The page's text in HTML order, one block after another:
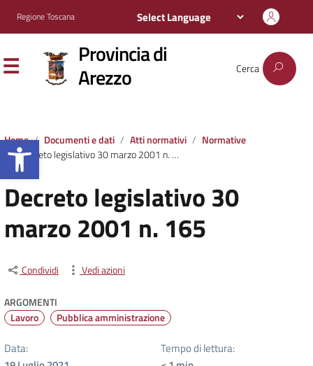
Apri la barra degli strumenti
Regione Toscana
Provincia di
Arezzo Cerca
Home Documenti e dati Atti normativi
Normative
Decreto legislativo 30 marzo 2001 n. 165
Decreto legislativo 30
marzo 2001 n. 165
Condividi Vedi azioni
ARGOMENTI
Lavoro Pubblica amministrazione
Data:
Tempo di lettura: